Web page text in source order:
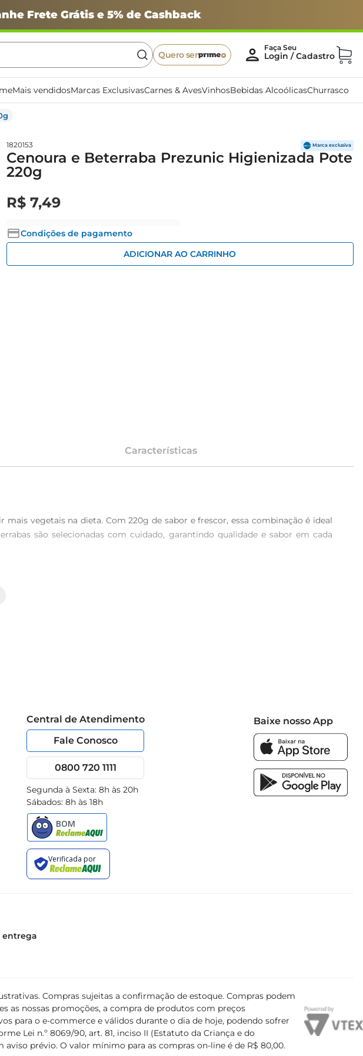
Frete Grátis e 5% de Cashback
Quero ser
Mais vendidosMarcas ExclusivasCarnes & AvesVinhosBebidas AlcoólicasChurrasco
1820153
Cenoura e Beterraba Prezunic Higienizada Pote
220g
R$ 7,49
Condições de pagamento
ADICIONAR AO CARRINHO
Características
vegetais na dieta. Com 220g de sabor e frescor, essa combinação é ideal
são selecionadas com cuidado, garantindo qualidade e sabor em cada
uma alimentação equilibrada e saudável. Incorporar esse mix na sua rotina
excelente opção para quem tem uma rotina agitada, mas não abre
Central de Atendimento
Fale Conosco
0800 720 1111
Segunda à Sexta: 8h às 20h
Sábados: 8h às 18h
Baixe nosso App
entrega
Compras sujeitas a confirmação de estoque. Compras podem
as nossas promoções, a compra de produtos com preços
para o e-commerce e válidos durante o dia de hoje, podendo sofrer
Lei n.º 8069/90, art. 81, inciso II (Estatuto da Criança e do
aviso prévio. O valor mínimo para as compras on-line é de R$ 80,00.